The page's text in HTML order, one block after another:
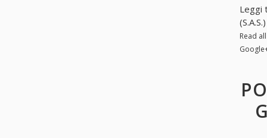
Leggi
Read